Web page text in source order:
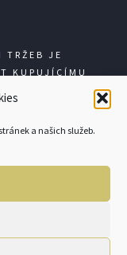
a našich služeb.
TRŽEB JE
KUPUJÍCÍMU
ONLINE; V
NEJPOZDĚJI